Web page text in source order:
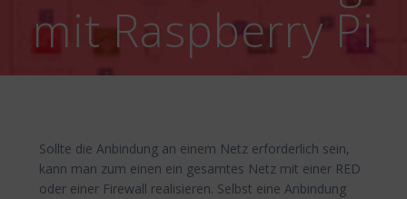
mit Raspberry Pi
Sollte die Anbindung an einem Netz erforderlich sein,
kann man zum einen ein gesamtes Netz mit einer RED
oder einer Firewall realisieren. Selbst eine Anbindung